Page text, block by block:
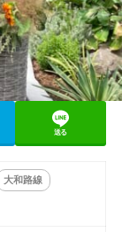
送る
大和路線